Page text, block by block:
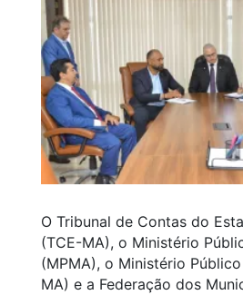
O Tribunal de Contas do
(TCE-MA), o Ministério
(MPMA), o Ministério
MA) e a Federação dos